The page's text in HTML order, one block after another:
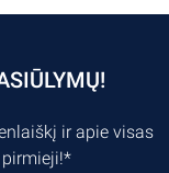
ir apie visas